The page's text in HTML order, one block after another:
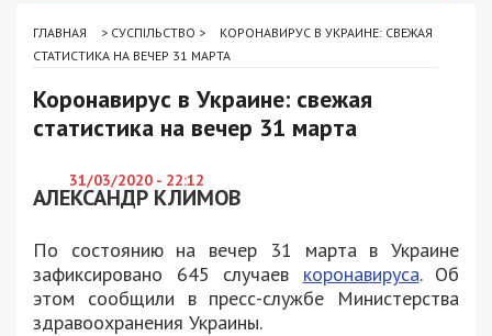
ГЛАВНАЯ > СУСПІЛЬСТВО >
КОРОНАВИРУС В УКРАИНЕ: СВЕЖАЯ
СТАТИСТИКА НА ВЕЧЕР 31 МАРТА
Коронавирус в Украине: свежая
статистика на вечер 31 марта
31/03/2020 - 22:12
АЛЕКСАНДР КЛИМОВ
По состоянию на вечер 31 марта в Украине
зафиксировано 645 случаев коронавируса. Об
этом сообщили в пресс-службе Министерства
здравоохранения Украины.